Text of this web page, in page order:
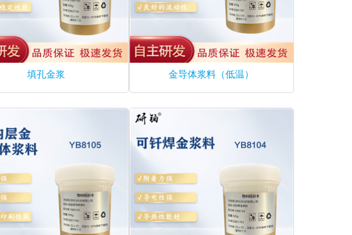
填孔金浆 金导体浆料（低温）